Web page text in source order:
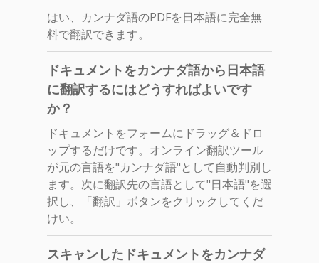
はい、カンナダ語のPDFを日本語に完全無
料で翻訳できます。
ドキュメントをカンナダ語から日本語
に翻訳するにはどうすればよいです
か？
ドキュメントをフォームにドラッグ＆ドロ
ップするだけです。オンライン翻訳ツール
が元の言語を"カンナダ語"として自動判別し
ます。次に翻訳先の言語として"日本語"を選
択し、「翻訳」ボタンをクリックしてくだ
けい。
スキャンしたドキュメントをカンナダ